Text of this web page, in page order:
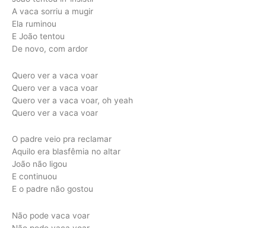
A vaca sorriu a mugir
Ela ruminou
E João tentou
De novo, com ardor
Quero ver a vaca voar
Quero ver a vaca voar
Quero ver a vaca voar, oh yeah
Quero ver a vaca voar
O padre veio pra reclamar
Aquilo era blasfêmia no altar
João não ligou
E continuou
E o padre não gostou
Não pode vaca voar